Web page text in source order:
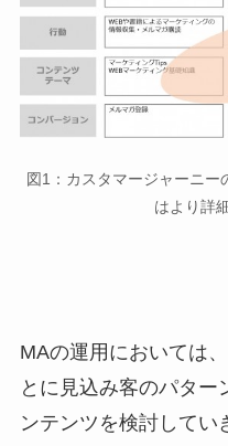
図1：カスタマージャーニー
はより詳
MAの運用においては
とに見込み客のパター
ンテンツを検討してい